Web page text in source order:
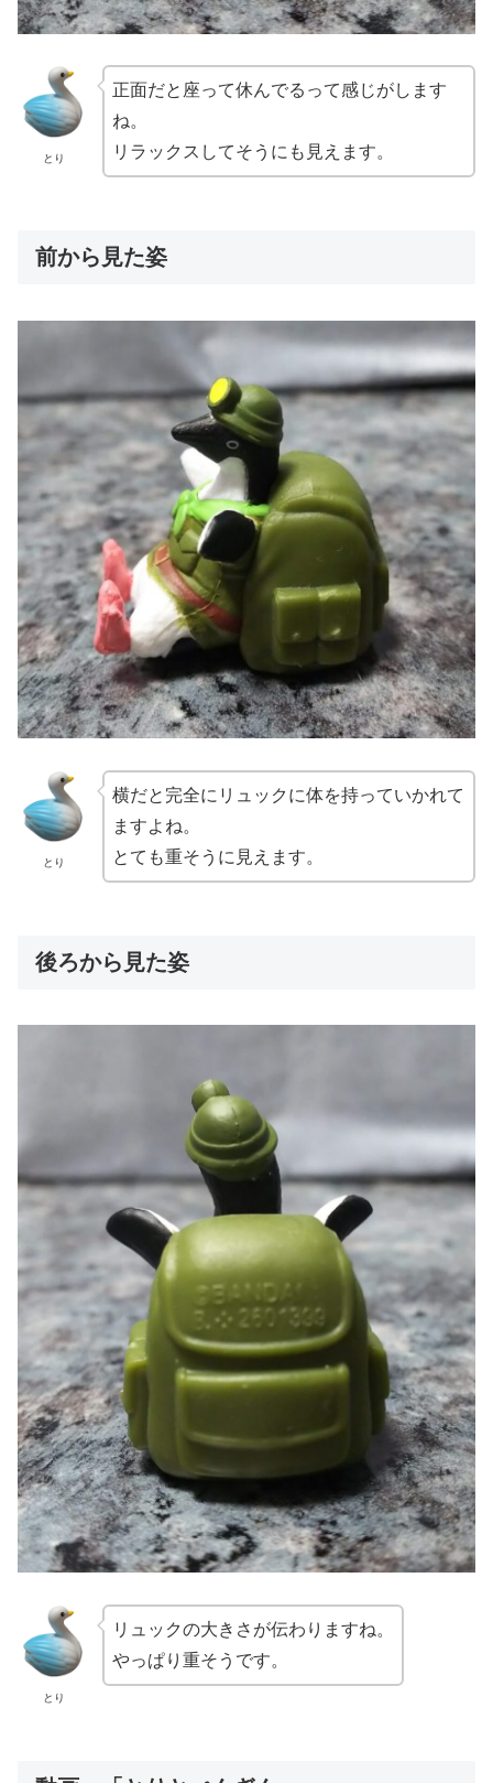
とり
正面だと座って休んでるって感じがします
ね。
リラックスしてそうにも見えます。
前から見た姿
とり
横だと完全にリュックに体を持っていかれて
ますよね。
とても重そうに見えます。
後ろから見た姿
とり
リュックの大きさが伝わりますね。
やっぱり重そうです。